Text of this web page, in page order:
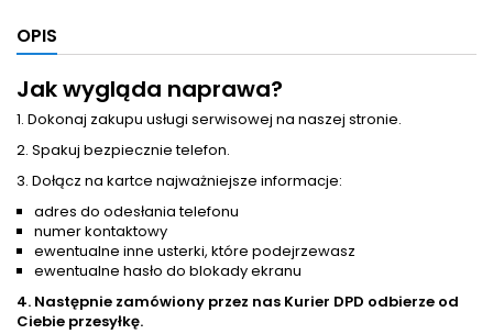
OPIS
Jak wygląda naprawa?
1. Dokonaj zakupu usługi serwisowej na naszej stronie.
2. Spakuj bezpiecznie telefon.
3. Dołącz na kartce najważniejsze informacje:
adres do odesłania telefonu
numer kontaktowy
ewentualne inne usterki, które podejrzewasz
ewentualne hasło do blokady ekranu
4. Następnie zamówiony przez nas Kurier DPD odbierze od
Ciebie przesyłkę.